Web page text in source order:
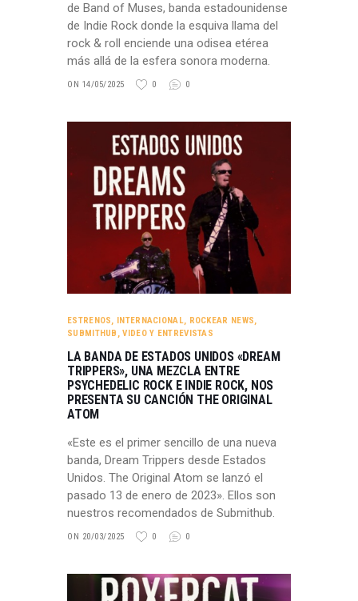
de Band of Muses, banda estadounidense
de Indie Rock donde la esquiva llama del
rock & roll enciende una odisea etérea
más allá de la esfera sonora moderna.
ON 14/05/2025 0 0
ESTRENOS INTERNACIONAL ROCKEAR NEWS
SUBMITHUB
,VIDEO Y ENTREVISTAS
LA BANDA DE ESTADOS UNIDOS «DREAM
TRIPPERS», UNA MEZCLA ENTRE
PSYCHEDELIC ROCK E INDIE ROCK, NOS
PRESENTA SU CANCIÓN THE ORIGINAL
ATOM
«Este es el primer sencillo de una nueva
banda, Dream Trippers desde Estados
Unidos. The Original Atom se lanzó el
pasado 13 de enero de 2023». Ellos son
nuestros recomendados de Submithub.
ON 20/03/2025 0 0